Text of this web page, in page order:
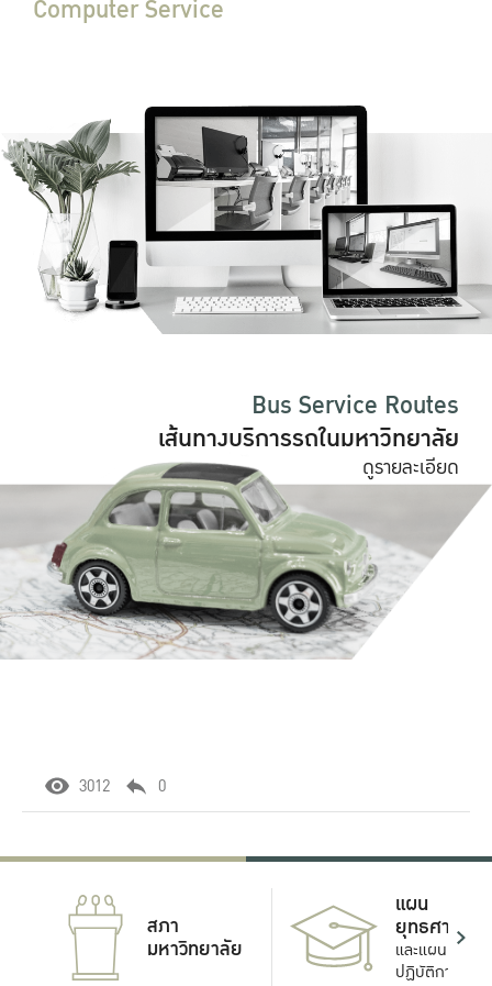
Computer Service
Bus Service Routes
เส้นทางบริการรถในมหาวิทยาลัย
ดูรายละเอียด
3012 0
สภา
มหาวิทยาลัย
แผน
ยุทธศาสตร์
และแผน
ปฏิบัติการ